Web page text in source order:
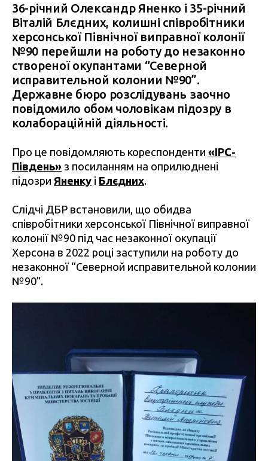
36-річний Олександр Яненко і 35-річний
Віталій Блєдних, колишні співробітники
херсонської Північної виправної колонії
№90 перейшли на роботу до незаконно
створеної окупантами “Северной
исправительной колонии №90”.
Державне бюро розслідувань заочно
повідомило обом чоловікам підозру в
колабораційній діяльності.
Про це повідомляють кореспонденти «ІРС-
Південь» з посиланням на оприлюднені
підозри Яненку і Блєдних.
Слідчі ДБР встановили, що обидва
співробітники херсонської Північної виправної
колонії №90 під час незаконної окупації
Херсона в 2022 році заступили на роботу до
незаконної “Северной исправительной колонии
№90”.